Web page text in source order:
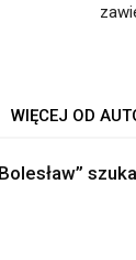
WIĘCEJ OD